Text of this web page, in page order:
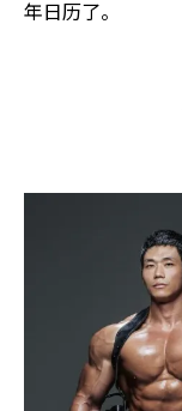
年日历了。